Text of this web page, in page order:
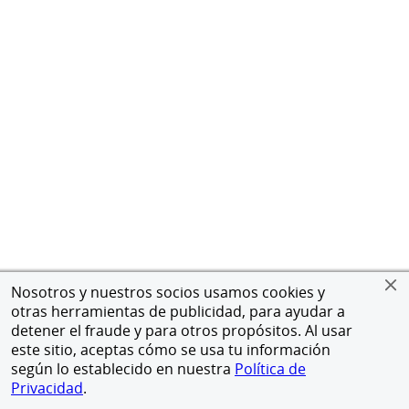
Nosotros y nuestros socios usamos cookies y
otras herramientas de publicidad, para ayudar a
detener el fraude y para otros propósitos. Al usar
este sitio, aceptas cómo se usa tu información
según lo establecido en nuestra Política de
Privacidad.